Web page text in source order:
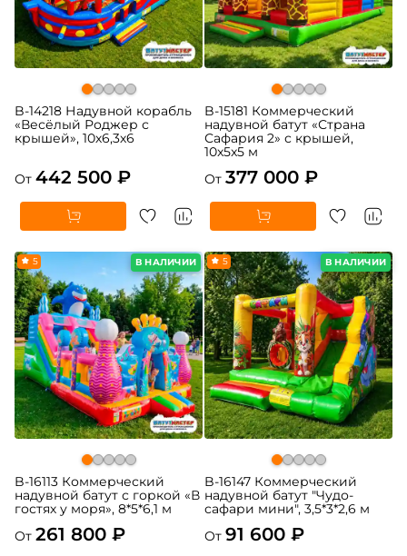
B-14218 Надувной корабль
«Весёлый Роджер с
крышей», 10х6,3х6
От 442 500 ₽
B-15181 Коммерческий
надувной батут «Страна
Сафария 2» с крышей,
10x5x5 м
От 377 000 ₽
В НАЛИЧИИ
5
B-16113 Коммерческий
надувной батут с горкой «В
гостях у моря», 8*5*6,1 м
От 261 800 ₽
В НАЛИЧИИ
5
B-16147 Коммерческий
надувной батут "Чудо-
сафари мини", 3,5*3*2,6 м
От 91 600 ₽